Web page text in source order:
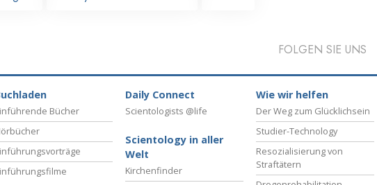
FOLGEN SIE UNS
Bücher
Daily Connect
Scientologists @life
Scientology in aller
Welt
Kirchenfinder
Wie wir helfen
Der Weg zum Glücklichsein
Studier-Technology
Resozialisierung von
Straftätern